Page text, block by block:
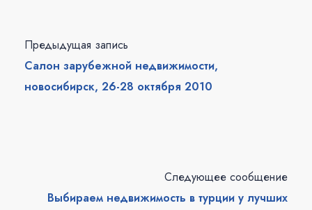
Предыдущая запись
Салон зарубежной недвижимости,
новосибирск, 26-28 октября 2010
Следующее сообщение
Выбираем недвижимость в турции у лучших